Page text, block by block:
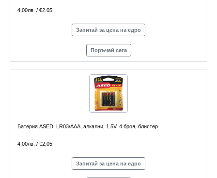
4,00лв. / €2.05
Запитай за цена на едро
Поръчай сега
Батерия ASED, LR03/AAA, алкални, 1.5V, 4 броя, блистер
4,00лв. / €2.05
Запитай за цена на едро